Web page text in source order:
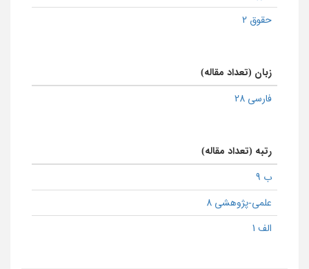
حقوق 2
زبان (تعداد مقاله)
فارسی 28
رتبه (تعداد مقاله)
ب 9
علمی-پژوهشی 8
الف 1